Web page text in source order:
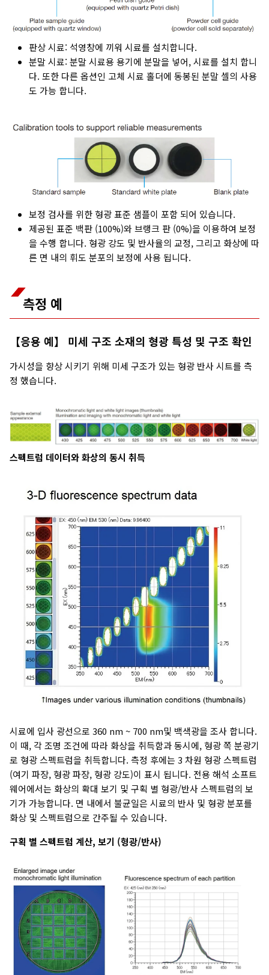
판상 시료: 석영창에 끼워 시료를 설치합니다.
분말 시료: 분말 시료용 용기에 분말을 넣어, 시료를 설치 합니
다. 또한 다른 옵션인 고체 시료 홀더에 동봉된 분말 셀의 사용
도 가능 합니다.
보정 검사를 위한 형광 표준 샘플이 포함 되어 있습니다.
제공된 표준 백판 (100%)와 브랭크 판 (0%)을 이용하여 보정
을 수행 합니다. 형광 강도 및 반사율의 교정, 그리고 화상에 따
른 면 내의 휘도 분포의 보정에 사용 됩니다.
측정 예
【응용 예】 미세 구조 소재의 형광 특성 및 구조 확인
가시성을 향상 시키기 위해 미세 구조가 있는 형광 반사 시트를 측
정 했습니다.
스펙트럼 데이터와 화상의 동시 취득
시료에 입사 광선으로 360 nm ~ 700 nm및 백색광을 조사 합니다.
이 때, 각 조명 조건에 따라 화상을 취득함과 동시에, 형광 쪽 분광기
로 형광 스펙트럼을 취득합니다. 측정 후에는 3 차원 형광 스펙트럼
(여기 파장, 형광 파장, 형광 강도)이 표시 됩니다. 전용 해석 소프트
웨어에서는 화상의 확대 보기 및 구획 별 형광/반사 스펙트럼의 보
기가 가능합니다. 면 내에서 불균일은 시료의 반사 및 형광 분포를
화상 및 스펙트럼으로 간주될 수 있습니다.
구획 별 스펙트럼 계산, 보기 (형광/반사)